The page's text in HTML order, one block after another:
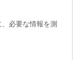
必要な情報を測